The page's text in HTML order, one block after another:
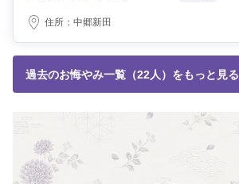
住所：中郷新田
過去のお悔やみ一覧（22人）をもっと見る